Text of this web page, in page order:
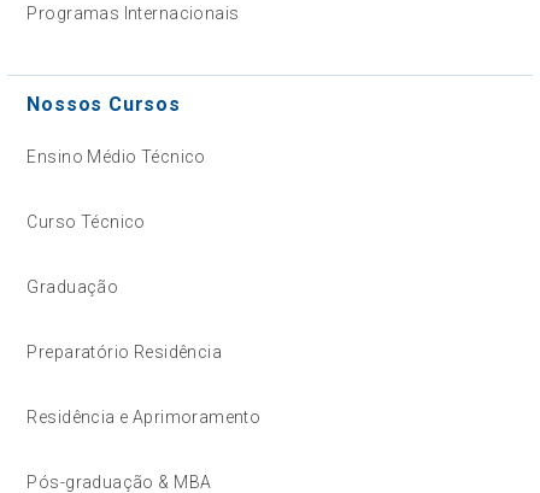
Programas Internacionais
Nossos Cursos
Ensino Médio Técnico
Curso Técnico
Graduação
Preparatório Residência
Residência e Aprimoramento
Pós-graduação & MBA